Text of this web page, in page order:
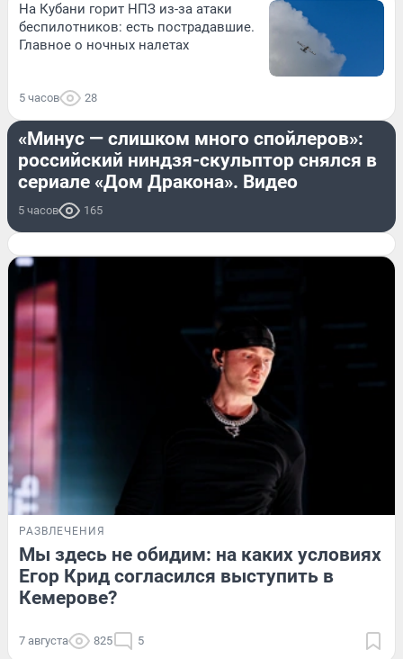
На Кубани горит НПЗ из-за атаки
беспилотников: есть пострадавшие.
Главное о ночных налетах
5 часов 28
РАЗВЛЕЧЕНИЯ
«Минус — слишком много спойлеров»:
российский ниндзя-скульптор снялся в
сериале «Дом Дракона». Видео
5 часов 165
РАЗВЛЕЧЕНИЯ
Мы здесь не обидим: на каких условиях
Егор Крид согласился выступить в
Кемерове?
7 августа 825 5